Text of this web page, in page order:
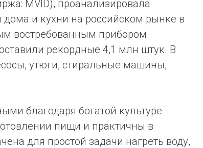
MVID), проанализировала
дома и кухни на российском рынке в
востребованным прибором
рекордные 4,1 млн штук. В
утюги, стиральные машины,
благодаря богатой культуре
пищи и практичны в
для простой задачи нагреть воду,